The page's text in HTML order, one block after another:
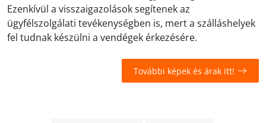
Ezenkívül a visszaigazolások segítenek az
ügyfélszolgálati tevékenységben is, mert a szálláshelyek
fel tudnak készülni a vendégek érkezésére.
További képek és árak itt!